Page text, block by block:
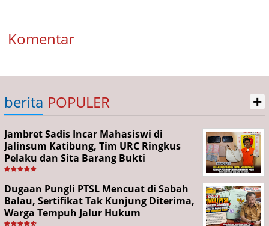
Komentar
berita POPULER +
Jambret Sadis Incar Mahasiswi di
Jalinsum Katibung, Tim URC Ringkus
Pelaku dan Sita Barang Bukti
Dugaan Pungli PTSL Mencuat di Sabah
Balau, Sertifikat Tak Kunjung Diterima,
Warga Tempuh Jalur Hukum